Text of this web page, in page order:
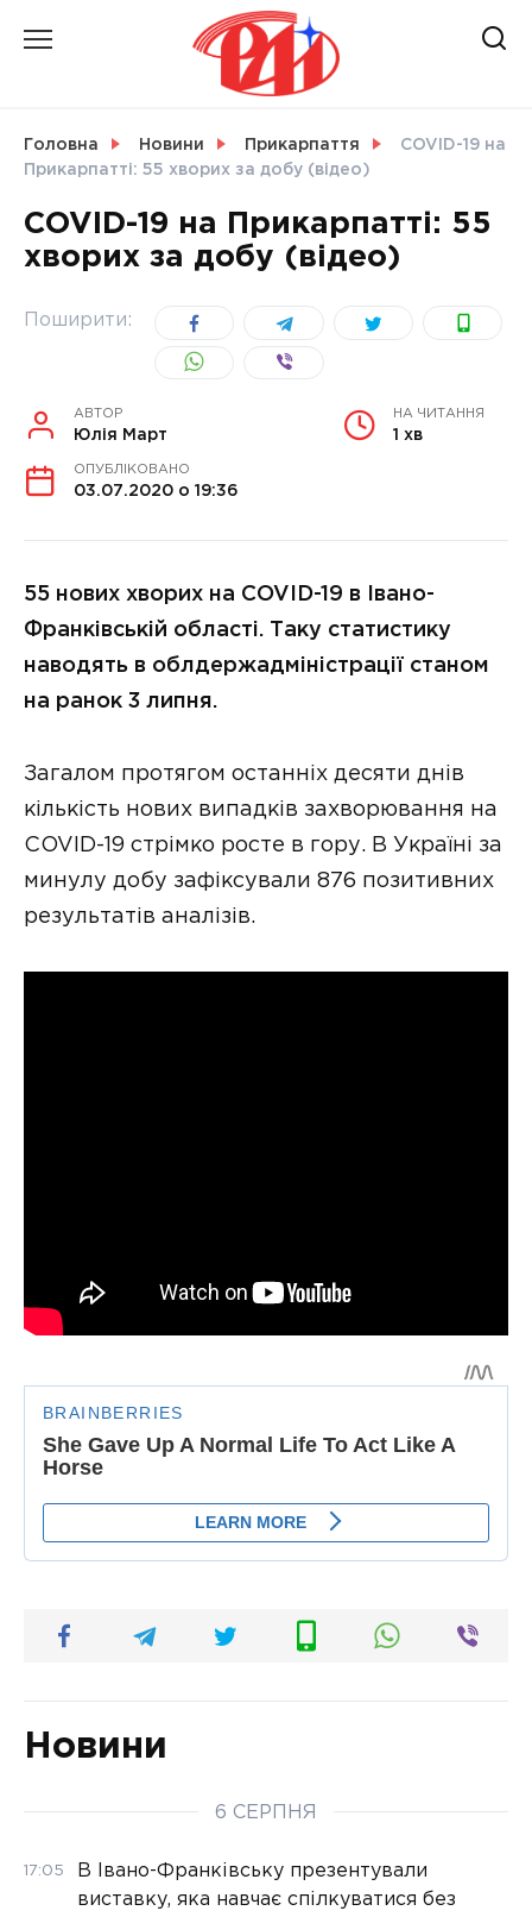
УКРАЇНА
Головна Новини Прикарпаття
COVID-19 на
Прикарпатті: 55 хворих за добу (відео)
COVID-19 на Прикарпатті: 55
хворих за добу (відео)
Поширити:
АВТОР
Юлія Март
НА ЧИТАННЯ
1 хв
ОПУБЛІКОВАНО
03.07.2020 о 19:36
55 нових хворих на COVID-19 в Івано-
Франківській області. Таку статистику
наводять в облдержадміністрації станом
на ранок 3 липня.
Загалом протягом останніх десяти днів
кількість нових випадків захворювання на
COVID-19 стрімко росте в гору. В Україні за
минулу добу зафіксували 876 позитивних
результатів аналізів.
Новини
6 СЕРПНЯ
17:05
В Івано-Франківську презентували
виставку, яка навчає спілкуватися без